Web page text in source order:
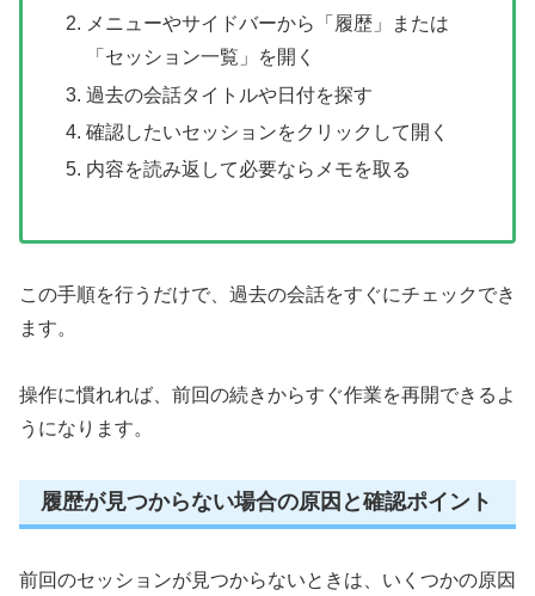
メニューやサイドバーから「履歴」または
「セッション一覧」を開く
過去の会話タイトルや日付を探す
確認したいセッションをクリックして開く
内容を読み返して必要ならメモを取る
この手順を行うだけで、過去の会話をすぐにチェックでき
ます。
操作に慣れれば、前回の続きからすぐ作業を再開できるよ
うになります。
履歴が見つからない場合の原因と確認ポイント
前回のセッションが見つからないときは、いくつかの原因